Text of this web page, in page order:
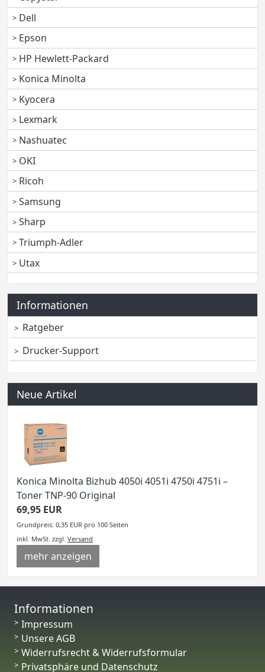
Dell
Epson
HP Hewlett-Packard
Konica Minolta
Kyocera
Lexmark
Nashuatec
OKI
Ricoh
Samsung
Sharp
Triumph-Adler
Utax
Informationen
Ratgeber
Drucker-Support
Neue Artikel
Konica Minolta Bizhub 4050i 4051i 4750i 4751i –
Toner TNP-90 Original
69,95 EUR
Grundpreis: 0,35 EUR pro 100 Seiten
inkl. MwSt. zzgl. Versand
mehr anzeigen
Informationen
Impressum
Unsere AGB
Widerrufsrecht & Widerrufsformular
Privatsphäre und Datenschutz